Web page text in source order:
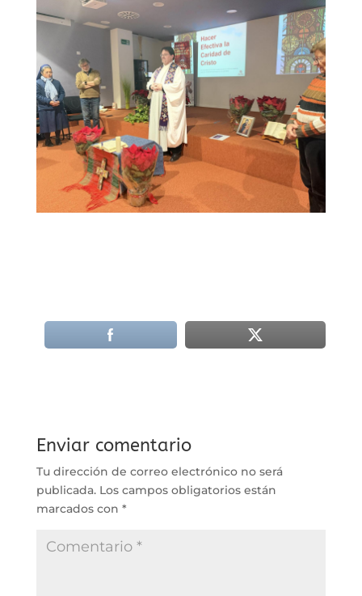
Enviar comentario
Tu dirección de correo electrónico no será
publicada. Los campos obligatorios están
marcados con *